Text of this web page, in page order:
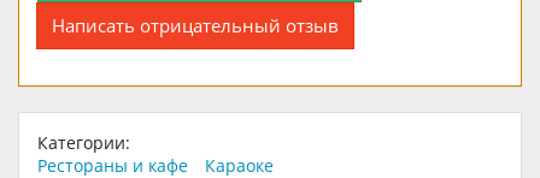
Написать отрицательный отзыв
Категории:
Рестораны и кафе
Караоке